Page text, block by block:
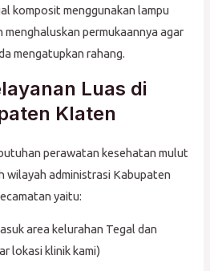
komposit menggunakan lampu
menghaluskan permukaannya agar
mengatupkan rahang.
Luas di
Klaten
perawatan kesehatan mulut
wilayah administrasi Kabupaten
yaitu:
area kelurahan Tegal dan
lokasi klinik kami)